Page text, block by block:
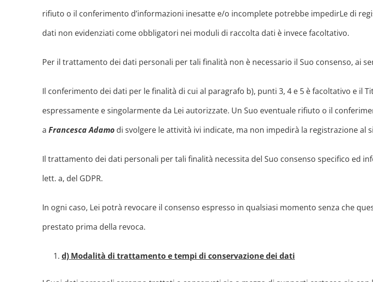
rifiuto o il conferimento d’informazioni inesatte e/o incomplete potrebbe impedirLe di
dati non evidenziati come obbligatori nei moduli di raccolta dati è invece facoltativo.
Per il trattamento dei dati personali per tali finalità non è necessario il Suo consenso, ai
Il conferimento dei dati per le finalità di cui al paragrafo b), punti 3, 4 e 5 è facoltativo e il
espressamente e singolarmente da Lei autorizzate. Un Suo eventuale rifiuto o il
a Francesca Adamo di svolgere le attività ivi indicate, ma non impedirà la registrazione al
Il trattamento dei dati personali per tali finalità necessita del Suo consenso specifico ed
lett. a, del GDPR.
In ogni caso, Lei potrà revocare il consenso espresso in qualsiasi momento senza che
prestato prima della revoca.
d) Modalità di trattamento e tempi di conservazione dei dati